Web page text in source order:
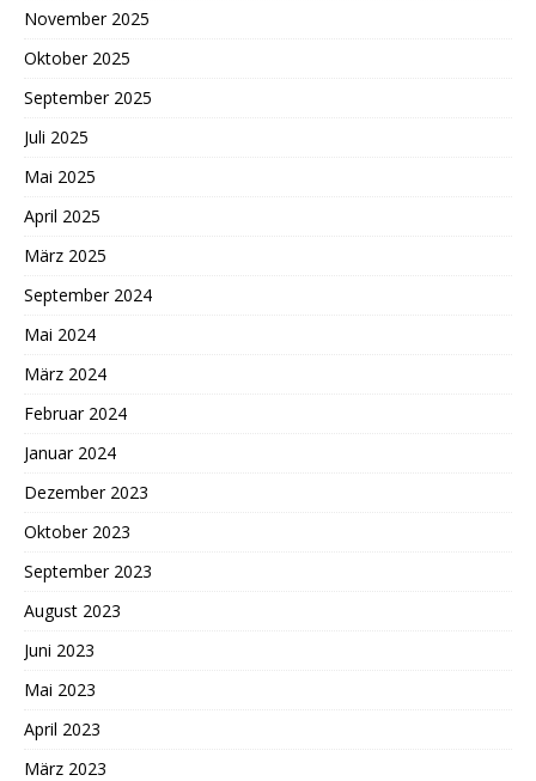
November 2025
Oktober 2025
September 2025
Juli 2025
Mai 2025
April 2025
März 2025
September 2024
Mai 2024
März 2024
Februar 2024
Januar 2024
Dezember 2023
Oktober 2023
September 2023
August 2023
Juni 2023
Mai 2023
April 2023
März 2023